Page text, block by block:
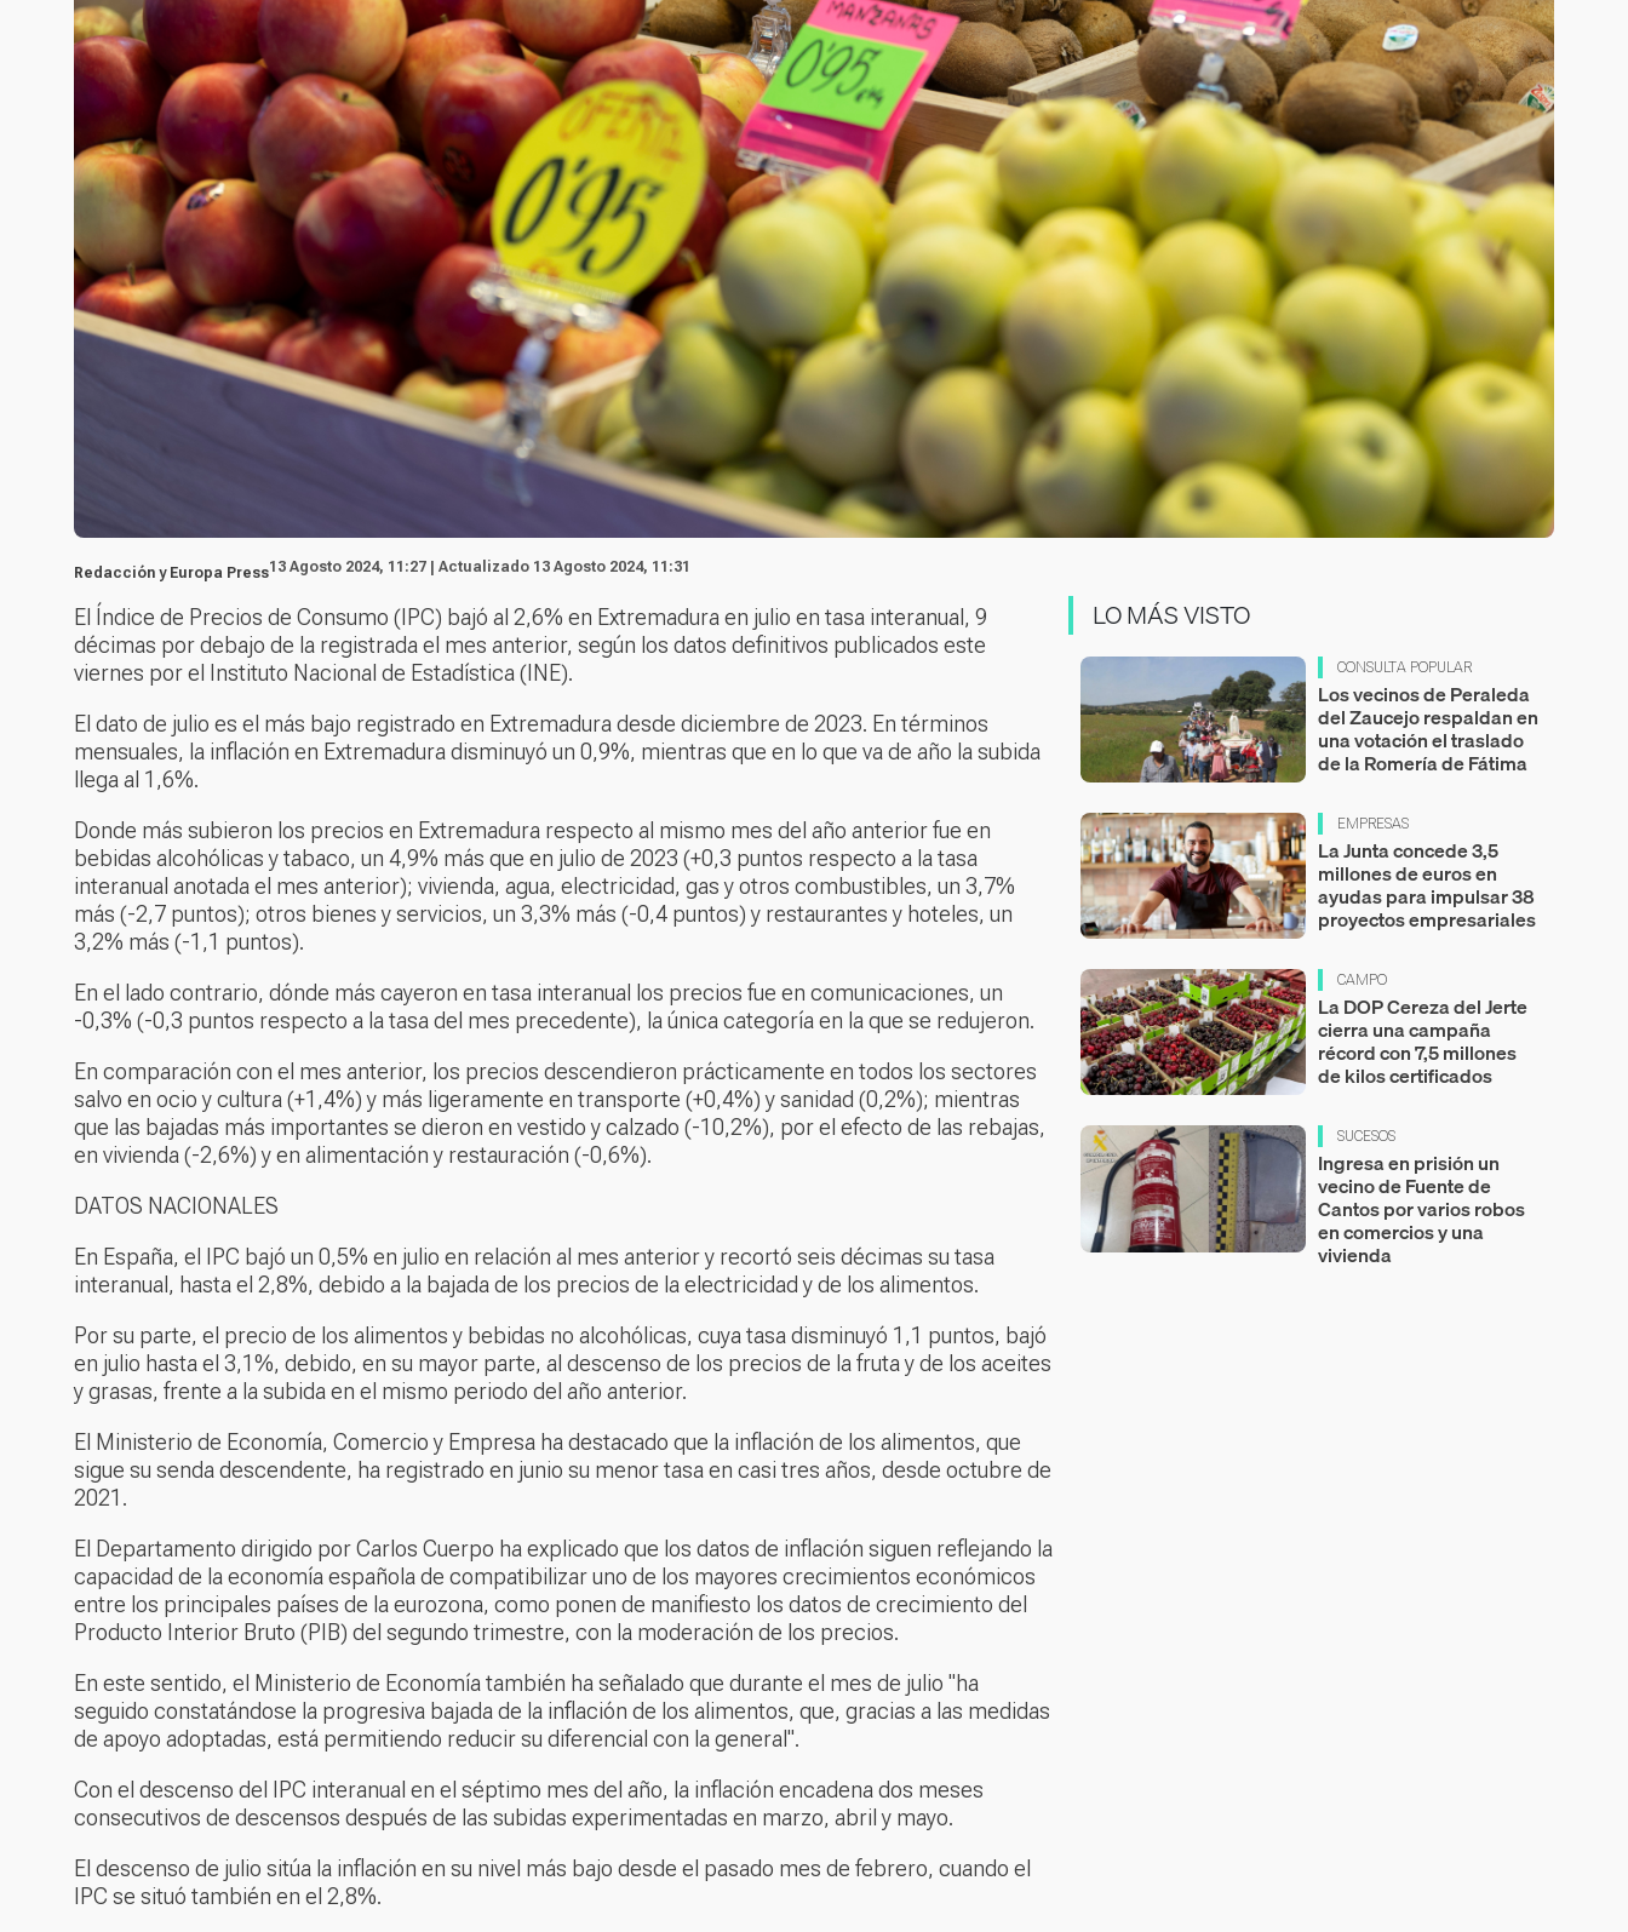
Redacción y Europa Press13 Agosto 2024, 11:27 | Actualizado 13 Agosto 2024, 11:31
El Índice de Precios de Consumo (IPC) bajó al 2,6% en Extremadura en julio en tasa interanual, 9
décimas por debajo de la registrada el mes anterior, según los datos definitivos publicados este
viernes por el Instituto Nacional de Estadística (INE).
El dato de julio es el más bajo registrado en Extremadura desde diciembre de 2023. En términos
mensuales, la inflación en Extremadura disminuyó un 0,9%, mientras que en lo que va de año la subida
llega al 1,6%.
Donde más subieron los precios en Extremadura respecto al mismo mes del año anterior fue en
bebidas alcohólicas y tabaco, un 4,9% más que en julio de 2023 (+0,3 puntos respecto a la tasa
interanual anotada el mes anterior); vivienda, agua, electricidad, gas y otros combustibles, un 3,7%
más (-2,7 puntos); otros bienes y servicios, un 3,3% más (-0,4 puntos) y restaurantes y hoteles, un
3,2% más (-1,1 puntos).
En el lado contrario, dónde más cayeron en tasa interanual los precios fue en comunicaciones, un
-0,3% (-0,3 puntos respecto a la tasa del mes precedente), la única categoría en la que se redujeron.
En comparación con el mes anterior, los precios descendieron prácticamente en todos los sectores
salvo en ocio y cultura (+1,4%) y más ligeramente en transporte (+0,4%) y sanidad (0,2%); mientras
que las bajadas más importantes se dieron en vestido y calzado (-10,2%), por el efecto de las rebajas,
en vivienda (-2,6%) y en alimentación y restauración (-0,6%).
DATOS NACIONALES
En España, el IPC bajó un 0,5% en julio en relación al mes anterior y recortó seis décimas su tasa
interanual, hasta el 2,8%, debido a la bajada de los precios de la electricidad y de los alimentos.
Por su parte, el precio de los alimentos y bebidas no alcohólicas, cuya tasa disminuyó 1,1 puntos, bajó
en julio hasta el 3,1%, debido, en su mayor parte, al descenso de los precios de la fruta y de los aceites
y grasas, frente a la subida en el mismo periodo del año anterior.
El Ministerio de Economía, Comercio y Empresa ha destacado que la inflación de los alimentos, que
sigue su senda descendente, ha registrado en junio su menor tasa en casi tres años, desde octubre de
2021.
El Departamento dirigido por Carlos Cuerpo ha explicado que los datos de inflación siguen reflejando la
capacidad de la economía española de compatibilizar uno de los mayores crecimientos económicos
entre los principales países de la eurozona, como ponen de manifiesto los datos de crecimiento del
Producto Interior Bruto (PIB) del segundo trimestre, con la moderación de los precios.
En este sentido, el Ministerio de Economía también ha señalado que durante el mes de julio "ha
seguido constatándose la progresiva bajada de la inflación de los alimentos, que, gracias a las medidas
de apoyo adoptadas, está permitiendo reducir su diferencial con la general".
Con el descenso del IPC interanual en el séptimo mes del año, la inflación encadena dos meses
consecutivos de descensos después de las subidas experimentadas en marzo, abril y mayo.
El descenso de julio sitúa la inflación en su nivel más bajo desde el pasado mes de febrero, cuando el
IPC se situó también en el 2,8%.
LO MÁS VISTO
CONSULTA POPULAR
Los vecinos de Peraleda
del Zaucejo respaldan en
una votación el traslado
de la Romería de Fátima
EMPRESAS
La Junta concede 3,5
millones de euros en
ayudas para impulsar 38
proyectos empresariales
CAMPO
La DOP Cereza del Jerte
cierra una campaña
récord con 7,5 millones
de kilos certificados
SUCESOS
Ingresa en prisión un
vecino de Fuente de
Cantos por varios robos
en comercios y una
vivienda